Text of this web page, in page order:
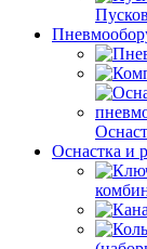
Оснастка и